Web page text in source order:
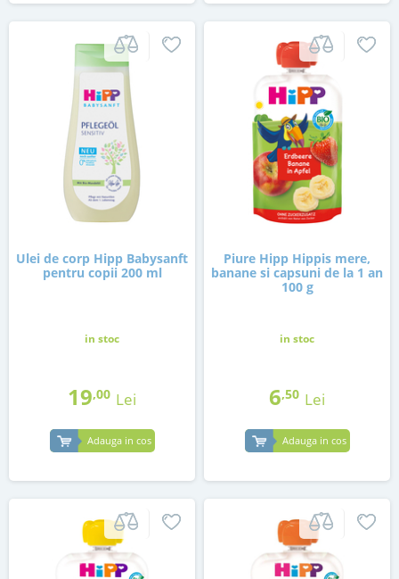
Ulei de corp Hipp Babysanft
pentru copii 200 ml
in stoc
19,00 Lei
Adauga in cos
Piure Hipp Hippis mere,
banane si capsuni de la 1 an
100 g
in stoc
6,50 Lei
Adauga in cos